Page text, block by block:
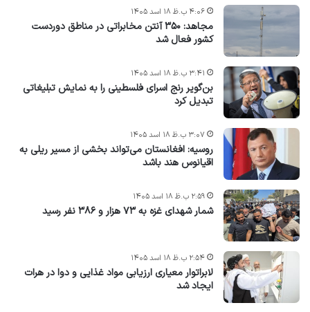
مجاهد: ۳۵۰ آنتن مخابراتی در مناطق دوردست
کشور فعال شد
۴:۰۶ ب.ظ ۱۸ اسد ۱۴۰۵
بن‌گویر رنج اسرای فلسطینی را به نمایش تبلیغاتی
تبدیل کرد
۳:۴۱ ب.ظ ۱۸ اسد ۱۴۰۵
روسیه: افغانستان می‌تواند بخشی از مسیر ریلی به
اقیانوس هند باشد
۳:۰۷ ب.ظ ۱۸ اسد ۱۴۰۵
شمار شهدای غزه به ۷۳ هزار و ۳۸۶ نفر رسید
۲:۵۹ ب.ظ ۱۸ اسد ۱۴۰۵
لابراتوار معیاری ارزیابی مواد غذایی و دوا در هرات
ایجاد شد
۲:۵۴ ب.ظ ۱۸ اسد ۱۴۰۵